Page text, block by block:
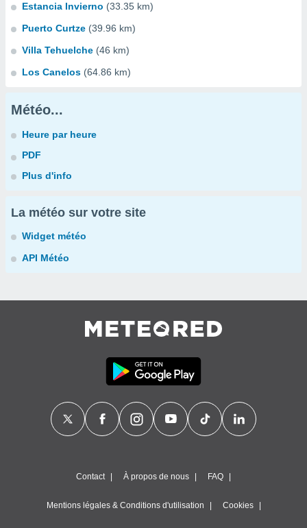
Estancia Invierno (33.35 km)
Puerto Curtze (39.96 km)
Villa Tehuelche (46 km)
Los Canelos (64.86 km)
Météo...
Heure par heure
PDF
Plus d'info
La météo sur votre site
Widget météo
API Météo
Contact À propos de nous FAQ
Mentions légales & Conditions d'utilisation Cookies